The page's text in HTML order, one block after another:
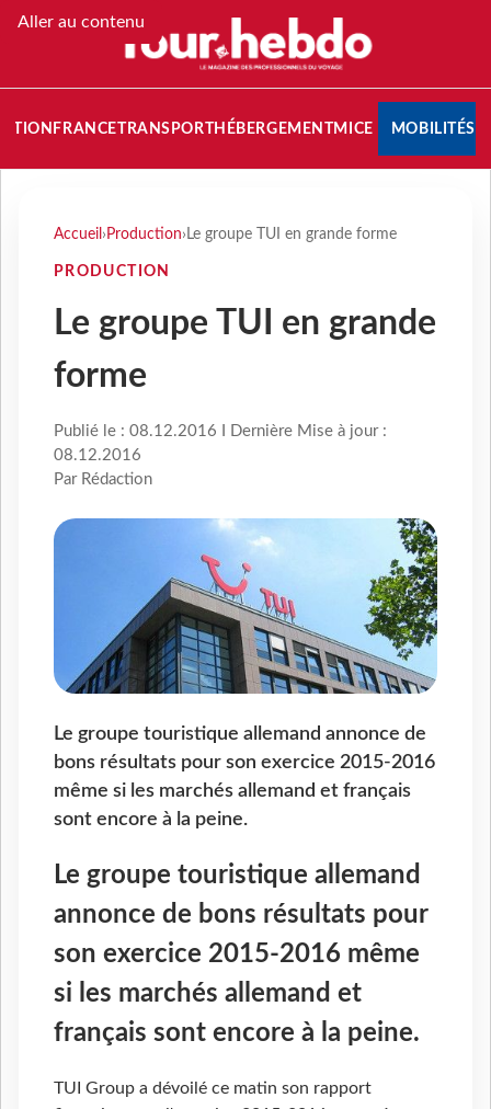
Aller au contenu
FRANCETRANSPORT HÉBERGEMENTMICE MOBILITÉS
Accueil › Production› Le groupe TUI en grande forme
PRODUCTION
Le groupe TUI en grande
forme
Publié le : 08.12.2016 I Dernière Mise à jour :
08.12.2016
Par Rédaction
Le groupe touristique allemand annonce de
bons résultats pour son exercice 2015-2016
même si les marchés allemand et français
sont encore à la peine.
Le groupe touristique allemand
annonce de bons résultats pour
son exercice 2015-2016 même
si les marchés allemand et
français sont encore à la peine.
TUI Group a dévoilé ce matin son rapport